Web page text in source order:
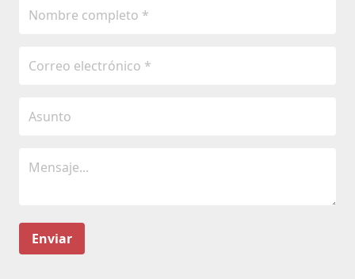
Enviar